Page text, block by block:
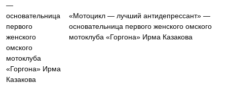
«Мотоцикл — лучший антидепрессант» —
основательница первого женского омского
мотоклуба «Горгона» Ирма Казакова